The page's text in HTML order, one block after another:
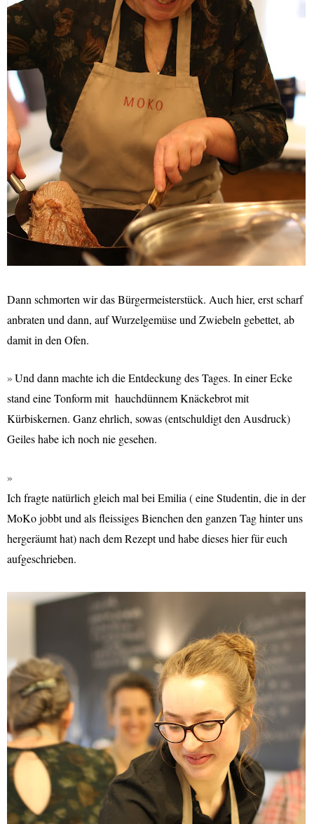
Dann schmorten wir das Bürgermeisterstück. Auch hier, erst scharf
anbraten und dann, auf Wurzelgemüse und Zwiebeln gebettet, ab
damit in den Ofen.
Und dann machte ich die Entdeckung des Tages. In einer Ecke
stand eine Tonform mit hauchdünnem Knäckebrot mit
Kürbiskernen. Ganz ehrlich, sowas (entschuldigt den Ausdruck)
Geiles habe ich noch nie gesehen.
Ich fragte natürlich gleich mal bei Emilia ( eine Studentin, die in der
MoKo jobbt und als fleissiges Bienchen den ganzen Tag hinter uns
hergeräumt hat) nach dem Rezept und habe dieses hier für euch
aufgeschrieben.